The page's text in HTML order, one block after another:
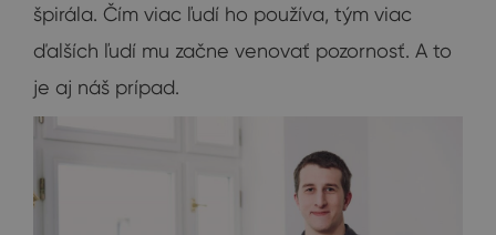
špirála. Čím viac ľudí ho používa, tým viac
ďalších ľudí mu začne venovať pozornosť. A to
je aj náš prípad.